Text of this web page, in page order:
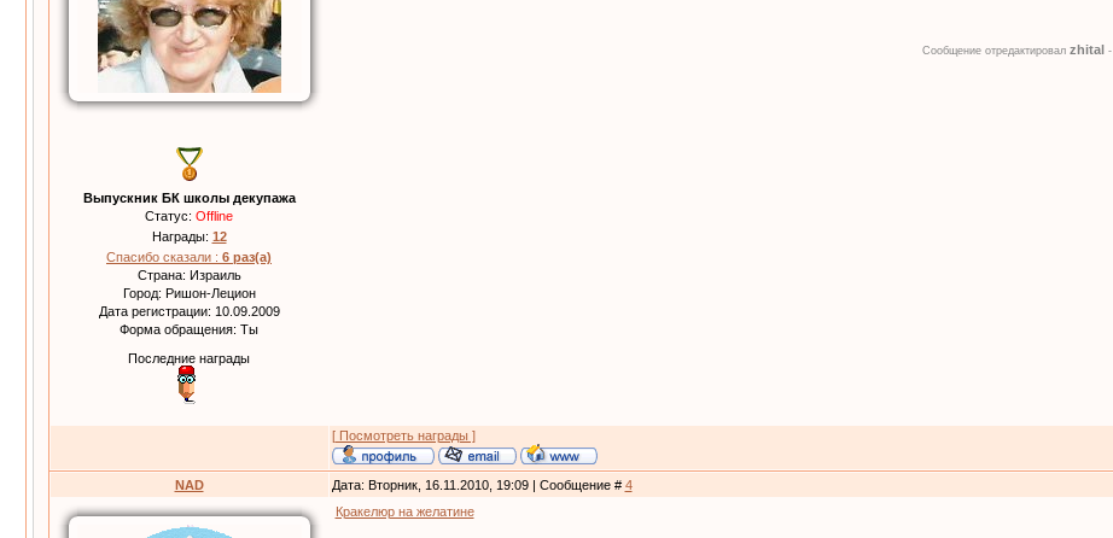
Выпускник БК школы декупажа
Статус: Offline
Награды: 12
Спасибо сказали : 6 раз(а)
Страна: Израиль
Город: Ришон-Лецион
Дата регистрации: 10.09.2009
Форма обращения: Ты
Последние награды
Сообщение отредактировал zhital -
[ Посмотреть награды ]
NAD Дата: Вторник, 16.11.2010, 19:09 | Сообщение # 4
Кракелюр на желатине